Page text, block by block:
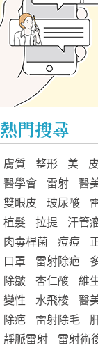
熱門搜尋
膚質 整形 美
醫學會
雷射 醫
雙眼皮
玻尿酸
植髮
拉提 汗管
肉毒桿菌
痘痘
口罩
雷射除疤
除皺
杏仁酸 維
變性
水飛梭 醫
除疤
雷射除毛
靜脈雷射
雷射術